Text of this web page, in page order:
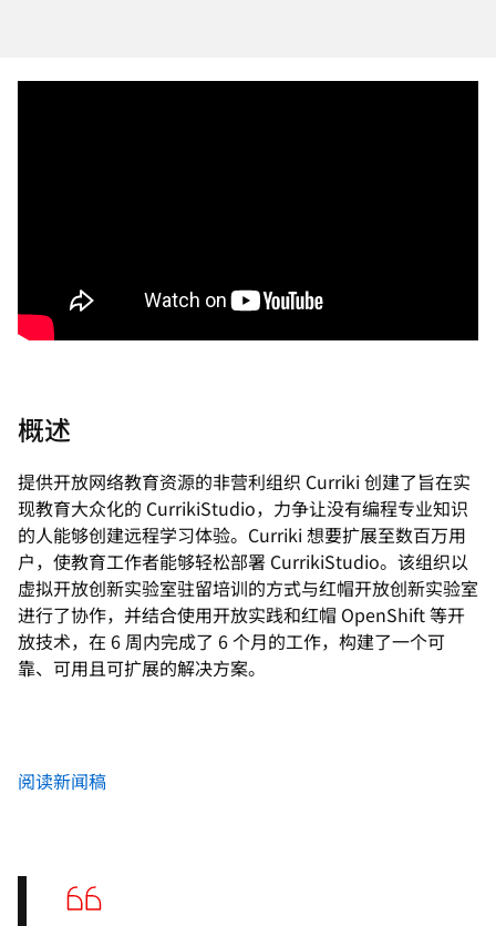
概述
提供开放网络教育资源的非营利组织 Curriki 创建了旨在实
现教育大众化的 CurrikiStudio，力争让没有编程专业知识
的人能够创建远程学习体验。Curriki 想要扩展至数百万用
户，使教育工作者能够轻松部署 CurrikiStudio。该组织以
虚拟开放创新实验室驻留培训的方式与红帽开放创新实验室
进行了协作，并结合使用开放实践和红帽 OpenShift 等开
放技术，在 6 周内完成了 6 个月的工作，构建了一个可
靠、可用且可扩展的解决方案。
阅读新闻稿